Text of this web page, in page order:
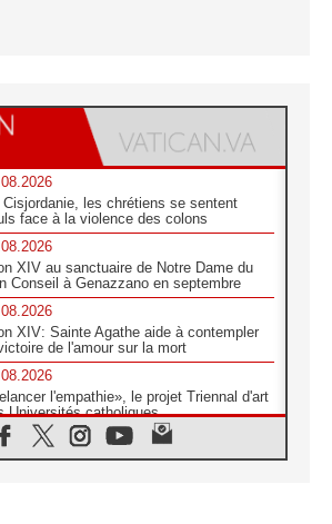
Cisjordanie, les chrétiens se sentent
face à la violence des colons
XIV au sanctuaire de Notre Dame du
Conseil à Genazzano en septembre
XIV: Sainte Agathe aide à contempler
de l'amour sur la mort
l'empathie», le projet Triennal d'art
Universités catholiques
2026, donner la parole aux religieuses